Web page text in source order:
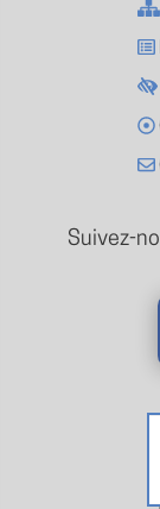
Suivez-